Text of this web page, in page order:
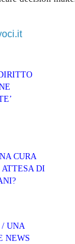
CURA
DI
UNA
NEWS